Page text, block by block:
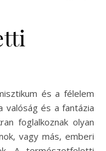
és a félelem
valóság és a fantázia
foglalkoznak olyan
vagy más, emberi